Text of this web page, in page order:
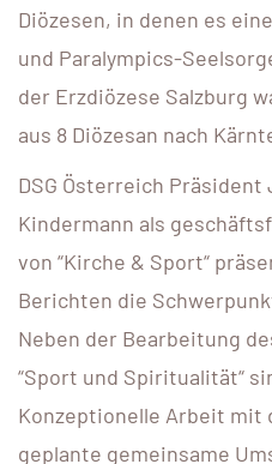
Diözesen, in denen es
und Paralympics-
der Erzdiözese Salzburg
aus 8 Diözesan nach
DSG Österreich
Kindermann als
von “Kirche & Sport“
Berichten die
Neben der Bearbeitung
“Sport und Spiritualität“
Konzeptionelle Arbeit mit
geplante gemeinsame